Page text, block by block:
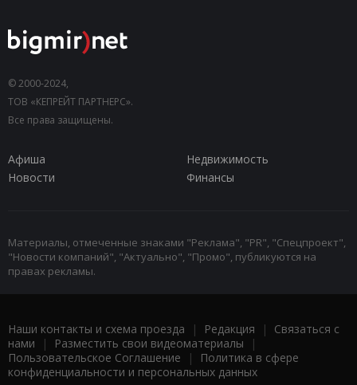
© 2000-2024,
ТОВ «КЕПРЕЙТ ПАРТНЕРС».
Все права защищены.
Афиша
Недвижимость
Новости
Финансы
Материалы, отмеченные знаками "Реклама", "PR", "Спецпроект",
"Новости компаний", "Актуально", "Промо", публикуются на
правах рекламы.
Наши контакты и схема проезда | Редакция | Связаться с
нами | Разместить свои видеоматериалы |
Пользовательское Соглашение |
Политика в сфере
конфиденциальности и персональных данных